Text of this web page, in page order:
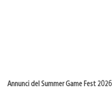
Annunci del Summer Game Fest